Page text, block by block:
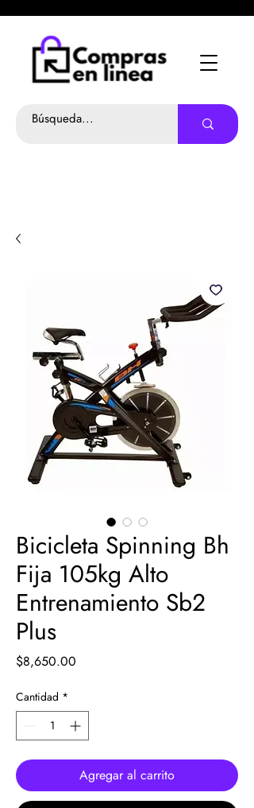
Bicicleta Spinning Bh
Fija 105kg Alto
Entrenamiento Sb2
Plus
$8,650.00
Cantidad *
Agregar al carrito